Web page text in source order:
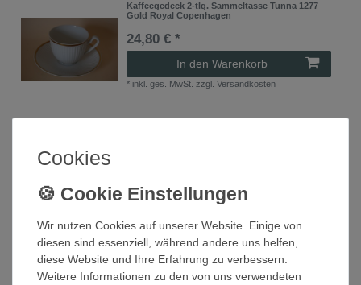
Kaffeegedeck 2-tlg. Sammeltasse Tunna 1277
Gold Royal Copenhagen
24,80 € *
In den Warenkorb
* inkl. ges. MwSt. zzgl.Versandkosten
In den Warenkorb
*inkl. ges. MwSt.zzgl.Versandkosten
Cookies
Wir nutzen Cookies auf unserer Website. Einige von
diesen sind essenziell, während andere uns helfen,
diese Website und Ihre Erfahrung zu verbessern.
Weitere Informationen zu den von uns verwendeten